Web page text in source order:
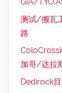
GIA/
测试/搬瓦
路
加哥/达拉
Dedirock